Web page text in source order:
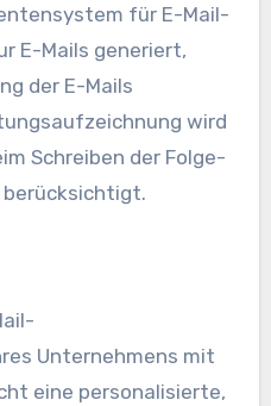
für E-Mail-
E-Mails generiert,
der E-Mails
wird
Schreiben der Folge-
berücksichtigt.
Unternehmens mit
eine personalisierte,